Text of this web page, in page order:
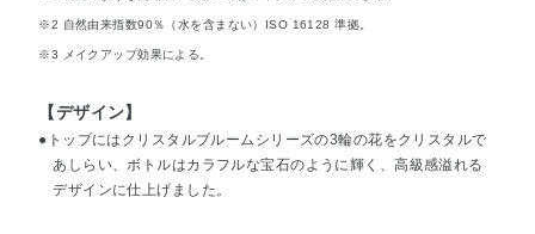
※2 自然由来指数90％（水を含まない）ISO 16128 準拠。
※3 メイクアップ効果による。
【デザイン】
●トップにはクリスタルブルームシリーズの3輪の花をクリスタルで
あしらい、ボトルはカラフルな宝石のように輝く、高級感溢れる
デザインに仕上げました。